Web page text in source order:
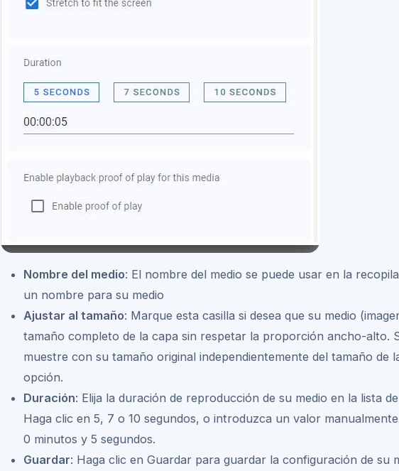
Nombre del medio: El nombre del medio se puede usar en la
un nombre para su medio
Ajustar al tamaño: Marque esta casilla si desea que su medio
tamaño completo de la capa sin respetar la proporción ancho-alto.
muestre con su tamaño original independientemente del tamaño de
opción.
Duración: Elija la duración de reproducción de su medio en la lista
Haga clic en 5, 7 o 10 segundos, o introduzca un valor
0 minutos y 5 segundos.
Guardar: Haga clic en Guardar para guardar la configuración de su